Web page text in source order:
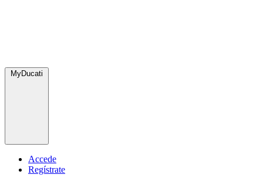
MyDucati
Accede
Regístrate